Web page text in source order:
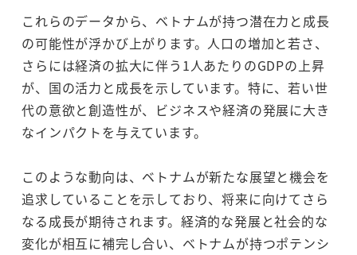
これらのデータから、ベトナムが持つ潜在力と成長
の可能性が浮かび上がります。人口の増加と若さ、
さらには経済の拡大に伴う1人あたりのGDPの上昇
が、国の活力と成長を示しています。特に、若い世
代の意欲と創造性が、ビジネスや経済の発展に大き
なインパクトを与えています。
このような動向は、ベトナムが新たな展望と機会を
追求していることを示しており、将来に向けてさら
なる成長が期待されます。経済的な発展と社会的な
変化が相互に補完し合い、ベトナムが持つポテンシ